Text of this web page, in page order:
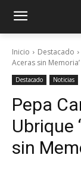
Inicio Destacado
Aceras sin Memoria’
Destacado Noticias
Pepa
Ubrique
sin